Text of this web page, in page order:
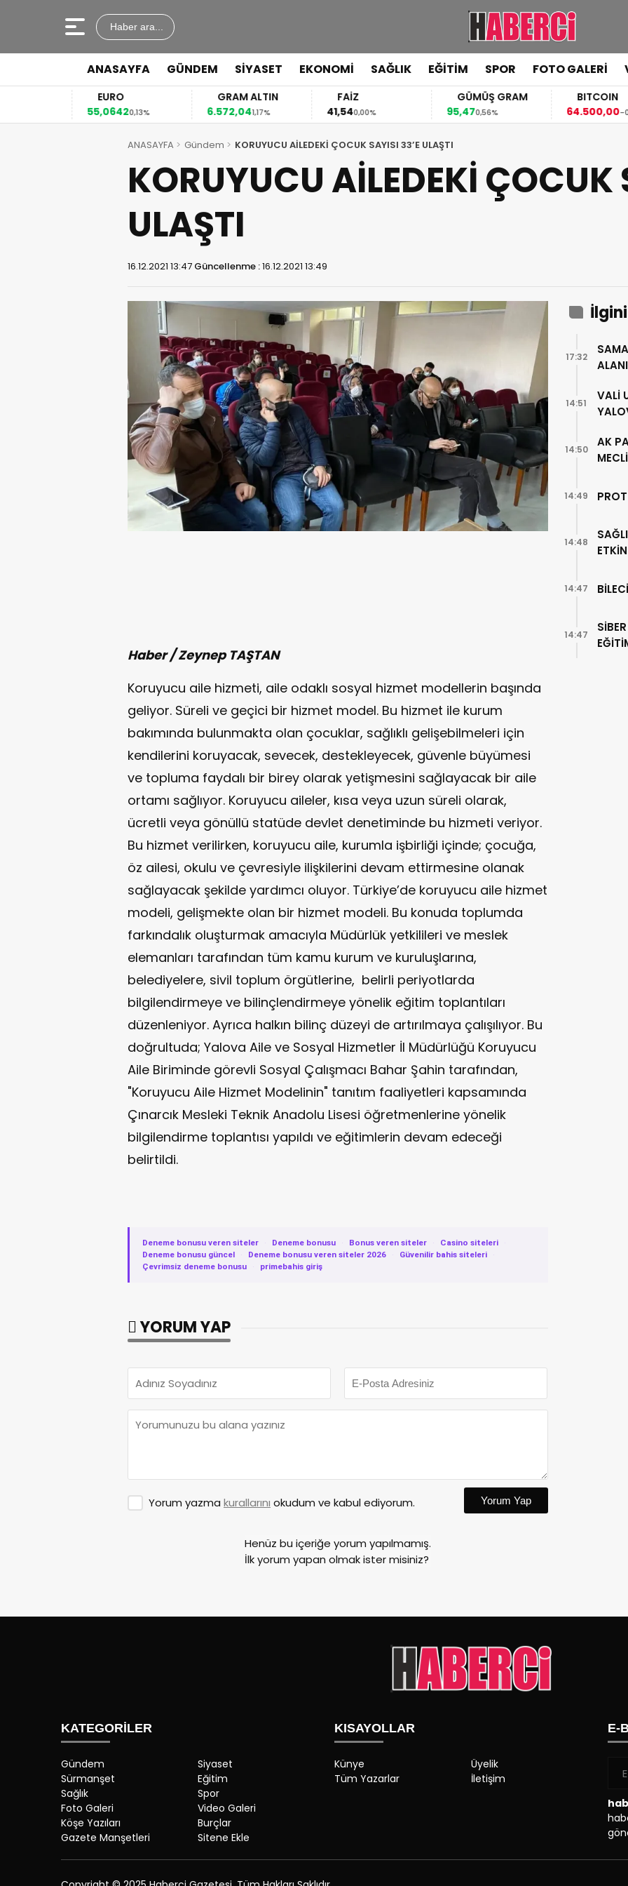
Haber ara...
ANASAYFA GÜNDEM SİYASET EKONOMİ SAĞLIK EĞİTİM SPOR FOTO GALERİ
EURO
55,06420,13%
GRAM ALTIN
6.572,041,17%
41,540,00%
GÜMÜŞ GRAM
95,470,56%
BITCOIN
64.500,00-0,44%
ANASAYFA Gündem KORUYUCU AİLEDEKİ ÇOCUK SAYISI 33’E ULAŞTI
KORUYUCU AİLEDEKİ ÇOCUK
ULAŞTI
16.12.2021 13:47 Güncellenme :16.12.2021 13:49
Haber / Zeynep TAŞTAN
Koruyucu aile hizmeti, aile odaklı sosyal hizmet modellerin başında
geliyor. Süreli ve geçici bir hizmet model. Bu hizmet ile kurum
bakımında bulunmakta olan çocuklar, sağlıklı gelişebilmeleri için
kendilerini koruyacak, sevecek, destekleyecek, güvenle büyümesi
ve topluma faydalı bir birey olarak yetişmesini sağlayacak bir aile
ortamı sağlıyor. Koruyucu aileler, kısa veya uzun süreli olarak,
ücretli veya gönüllü statüde devlet denetiminde bu hizmeti veriyor.
Bu hizmet verilirken, koruyucu aile, kurumla işbirliği içinde; çocuğa,
öz ailesi, okulu ve çevresiyle ilişkilerini devam ettirmesine olanak
sağlayacak şekilde yardımcı oluyor. Türkiye’de koruyucu aile hizmet
modeli, gelişmekte olan bir hizmet modeli. Bu konuda toplumda
farkındalık oluşturmak amacıyla Müdürlük yetkilileri ve meslek
elemanları tarafından tüm kamu kurum ve kuruluşlarına,
belediyelere, sivil toplum örgütlerine, belirli periyotlarda
bilgilendirmeye ve bilinçlendirmeye yönelik eğitim toplantıları
düzenleniyor. Ayrıca halkın bilinç düzeyi de artırılmaya çalışılıyor. Bu
doğrultuda; Yalova Aile ve Sosyal Hizmetler İl Müdürlüğü Koruyucu
Aile Biriminde görevli Sosyal Çalışmacı Bahar Şahin tarafından,
"Koruyucu Aile Hizmet Modelinin" tanıtım faaliyetleri kapsamında
Çınarcık Mesleki Teknik Anadolu Lisesi öğretmenlerine yönelik
bilgilendirme toplantısı yapıldı ve eğitimlerin devam edeceği
belirtildi.
Deneme bonusu veren siteler · Deneme bonusu · Bonus veren siteler · Casino siteleri
·
Deneme bonusu güncel
· Deneme bonusu veren siteler 2026 · Güvenilir bahis siteleri
·
Çevrimsiz deneme bonusu
· primebahis giriş
YORUM YAP
Yorum yazma kurallarını okudum ve kabul ediyorum. Yorum Yap
Henüz bu içeriğe yorum yapılmamış.
İlk yorum yapan olmak ister misiniz?
17:32
VALİ
14:51
AK
14:50
14:49
14:48
14:47
14:47
KATEGORİLER
Gündem
Siyaset
Sürmanşet
Eğitim
Sağlık
Spor
Foto Galeri
Video Galeri
Köşe Yazıları
Burçlar
Gazete Manşetleri
Sitene Ekle
KISAYOLLAR
Künye
Üyelik
Tüm Yazarlar
İletişim
E-